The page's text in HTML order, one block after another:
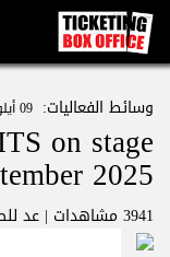
وسائط الفعاليات:
on stage
2025
3941 مشاهدات | عد